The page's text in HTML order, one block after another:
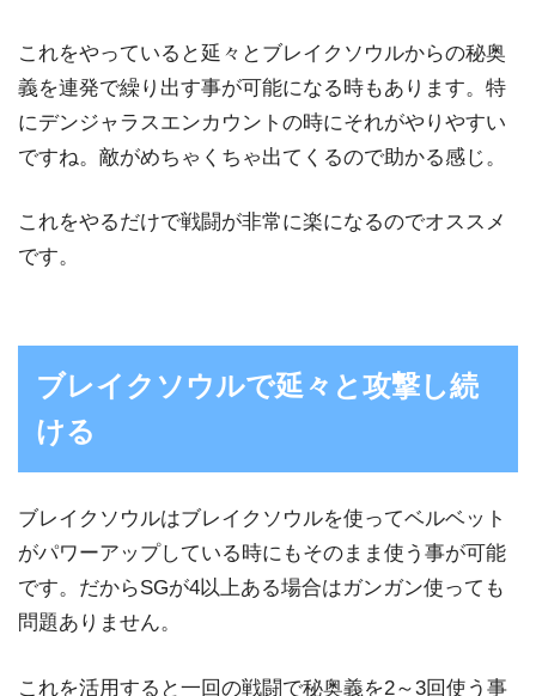
これをやっていると延々とブレイクソウルからの秘奥
義を連発で繰り出す事が可能になる時もあります。特
にデンジャラスエンカウントの時にそれがやりやすい
ですね。敵がめちゃくちゃ出てくるので助かる感じ。
これをやるだけで戦闘が非常に楽になるのでオススメ
です。
ブレイクソウルで延々と攻撃し続
ける
ブレイクソウルはブレイクソウルを使ってベルベット
がパワーアップしている時にもそのまま使う事が可能
です。だからSGが4以上ある場合はガンガン使っても
問題ありません。
これを活用すると一回の戦闘で秘奥義を2～3回使う事